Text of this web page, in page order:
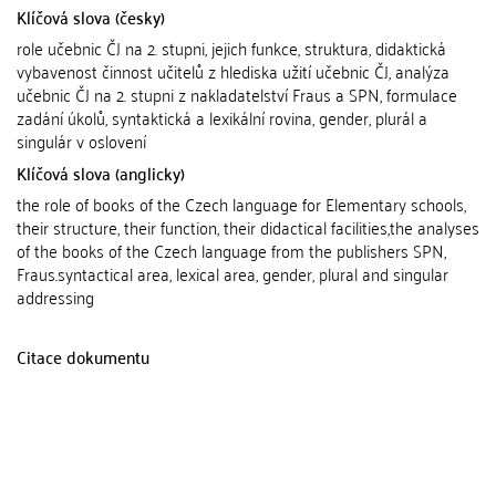
Klíčová slova (česky)
role učebnic ČJ na 2. stupni, jejich funkce, struktura, didaktická
vybavenost činnost učitelů z hlediska užití učebnic ČJ, analýza
učebnic ČJ na 2. stupni z nakladatelství Fraus a SPN, formulace
zadání úkolů, syntaktická a lexikální rovina, gender, plurál a
singulár v oslovení
Klíčová slova (anglicky)
the role of books of the Czech language for Elementary schools,
their structure, their function, their didactical facilities,the analyses
of the books of the Czech language from the publishers SPN,
Fraus.syntactical area, lexical area, gender, plural and singular
addressing
Citace dokumentu